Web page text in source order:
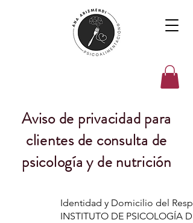
Aviso de privacidad para
clientes de consulta de
psicología y de nutrición
Identidad y Domicilio del
INSTITUTO DE PSICOLOGÍA